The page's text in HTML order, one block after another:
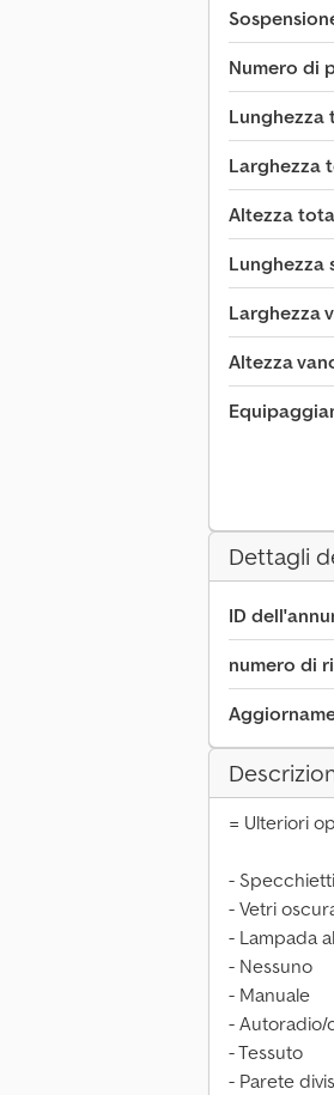
Numero di
Lunghezza
Larghezza
Altezza
Lunghezza
Larghezza
Altezza
Dettagli
ID
numero di
= Ulteriori
-
- Vetri
- Lampada
- Nessuno
- Manuale
- Autoradio/
- Tessuto
- Parete